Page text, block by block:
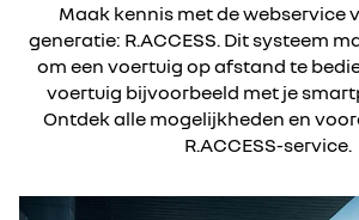
Maak kennis met de webservice
generatie: R.ACCESS. Dit systeem
om een voertuig op afstand te
voertuig bijvoorbeeld met je
Ontdek alle mogelijkheden en
R.ACCESS-service.